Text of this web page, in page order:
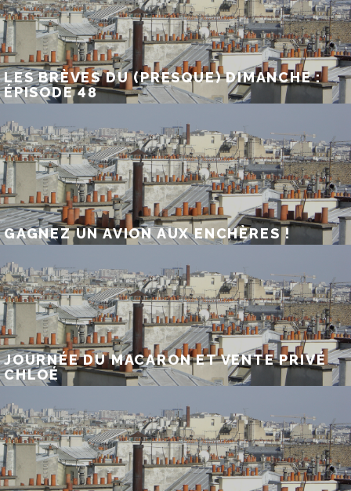
LES BRÈVES DU (PRESQUE) DIMANCHE :
ÉPISODE 48
GAGNEZ UN AVION AUX ENCHÈRES !
JOURNÉE DU MACARON ET VENTE PRIVÉ
CHLOÉ